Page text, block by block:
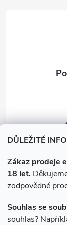
DŮLEŽITÉ
Zákaz prodeje
18 let.
zodpovědné
Souhlas se
souhlas?
p
i
s
u